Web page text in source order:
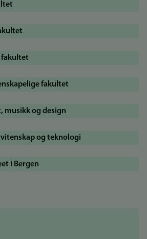
fakultet
fakultet
musikk og design
og teknologi
i Bergen